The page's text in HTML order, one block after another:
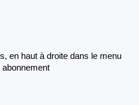
en haut à droite dans le menu
abonnement